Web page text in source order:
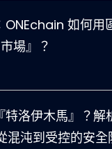
如何用
場』？
洛伊木馬』？解
沌到受控的安全